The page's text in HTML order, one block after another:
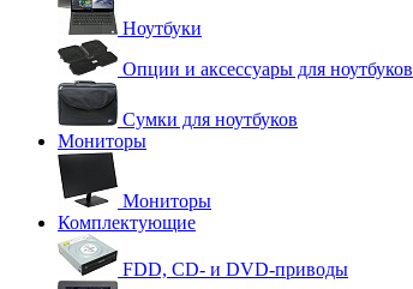
Ноутбуки
Опции и аксессуары для ноутбуков
Сумки для ноутбуков
Мониторы
Мониторы
Комплектующие
FDD, CD- и DVD-приводы